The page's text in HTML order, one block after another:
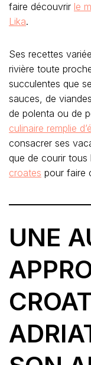
faire découvrir le
Lika.
Ses recettes
rivière toute
succulentes que
sauces, de
de polenta ou de
culinaire remplie
consacrer ses
que de courir tous
croates pour faire
UNE